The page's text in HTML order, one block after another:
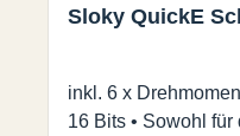
Sloky QuickE
inkl. 6 x
16 Bits • Sowohl